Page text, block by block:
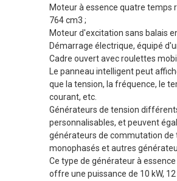
Moteur à essence quatre temps
764 cm3 ;
Moteur d'excitation sans balais
Démarrage électrique, équipé
Cadre ouvert avec roulettes
Le panneau intelligent peut
que la tension, la fréquence, le
courant, etc.
Générateurs de tension
personnalisables, et peuvent
générateurs de commutation de
monophasés et autres
Ce type de générateur à
offre une puissance de 10 kW, 12